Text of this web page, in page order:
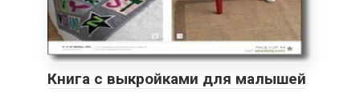
Книга с выкройками для малышей